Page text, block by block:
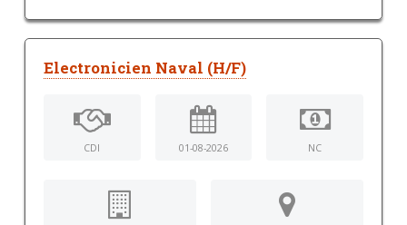
Electronicien Naval (H/F)
CDI 01-08-2026 NC